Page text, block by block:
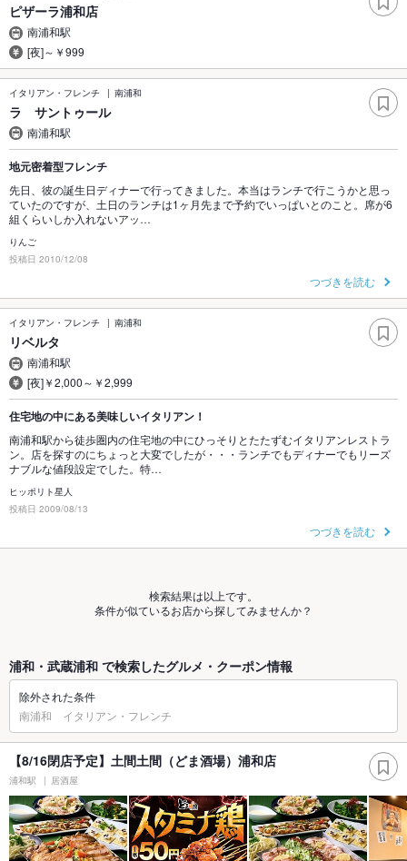
ピザーラ浦和店
南浦和駅
[夜]～￥999
イタリアン・フレンチ 南浦和
ラ サントゥール
南浦和駅
地元密着型フレンチ
先日、彼の誕生日ディナーで行ってきました。本当はランチで行こうかと思っ
ていたのですが、土日のランチは1ヶ月先まで予約でいっぱいとのこと。席が6
組くらいしか入れないアッ…
りんご
投稿日 2010/12/08
つづきを読む
イタリアン・フレンチ 南浦和
リベルタ
南浦和駅
[夜]￥2,000～￥2,999
住宅地の中にある美味しいイタリアン！
南浦和駅から徒歩圏内の住宅地の中にひっそりとたたずむイタリアンレストラ
ン。店を探すのにちょっと大変でしたが・・・ランチでもディナーでもリーズ
ナブルな値段設定でした。特…
ヒッポリト星人
投稿日 2009/08/13
つづきを読む
検索結果は以上です。
条件が似ているお店から探してみませんか？
浦和・武蔵浦和 で検索したグルメ・クーポン情報
除外された条件
南浦和 イタリアン・フレンチ
【8/16閉店予定】土間土間（どま酒場）浦和店
浦和駅 居酒屋